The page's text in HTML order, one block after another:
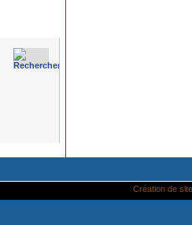
Création de